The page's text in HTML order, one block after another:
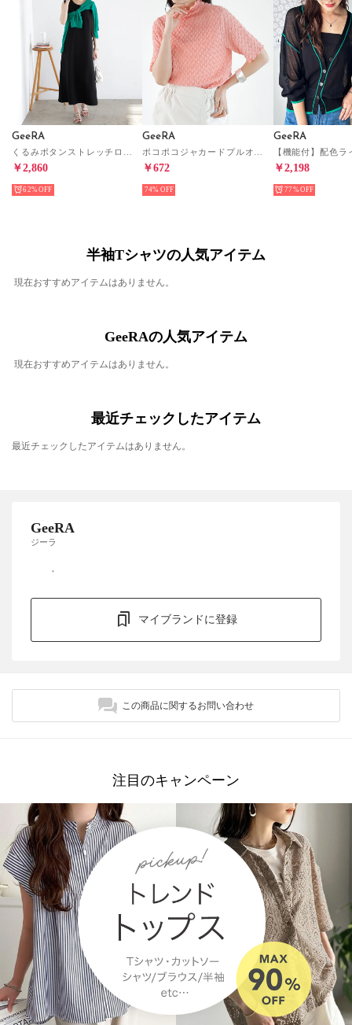
GeeRA
￥2,860
62%
GeeRA
￥672
74%
GeeRA
￥2,198
77%
半袖Tシャツの人気アイテム
現在おすすめアイテムはありません。
GeeRAの人気アイテム
現在おすすめアイテムはありません。
最近チェックしたアイテム
最近チェックしたアイテムはありません。
GeeRA
ジーラ
マイブランドに登録
この商品に関するお問い合わせ
注目のキャンペーン